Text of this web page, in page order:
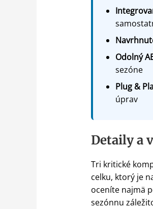
Odolný
sezóne
Plug &
úprav
Detaily a
Tri kritické
celku, ktorý je
oceníte najmä
sezónnu